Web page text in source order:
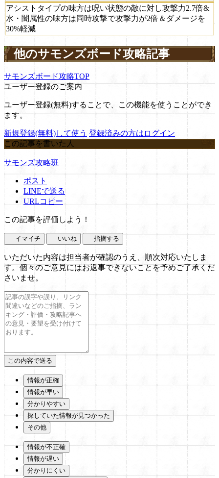
アシストタイプの味方は呪い状態の敵に対し攻撃力2.7倍&
水・闇属性の味方は同時攻撃で攻撃力が2倍＆ダメージを
30%軽減
他のサモンズボード攻略記事
サモンズボード攻略TOP
ユーザー登録のご案内
ユーザー登録(無料)することで、この機能を使うことができ
ます。
新規登録(無料)して使う 登録済みの方はログイン
この記事を書いた人
サモンズ攻略班
ポスト
LINEで送る
URLコピー
この記事を評価しよう！
イマイチ いいね 指摘する
いただいた内容は担当者が確認のうえ、順次対応いたしま
す。個々のご意見にはお返事できないことを予めご了承くだ
さいませ。
情報が正確
情報が早い
分かりやすい
探していた情報が見つかった
その他
情報が不正確
情報が遅い
分かりにくい